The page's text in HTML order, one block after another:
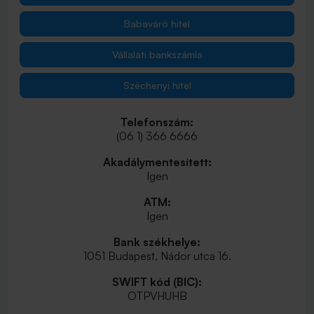
Babaváró hitel
Vállalati bankszámla
Széchenyi hitel
Telefonszám:
(06 1) 366 6666
Akadálymentesített:
Igen
ATM:
Igen
Bank székhelye:
1051 Budapest, Nádor utca 16.
SWIFT kód (BIC):
OTPVHUHB